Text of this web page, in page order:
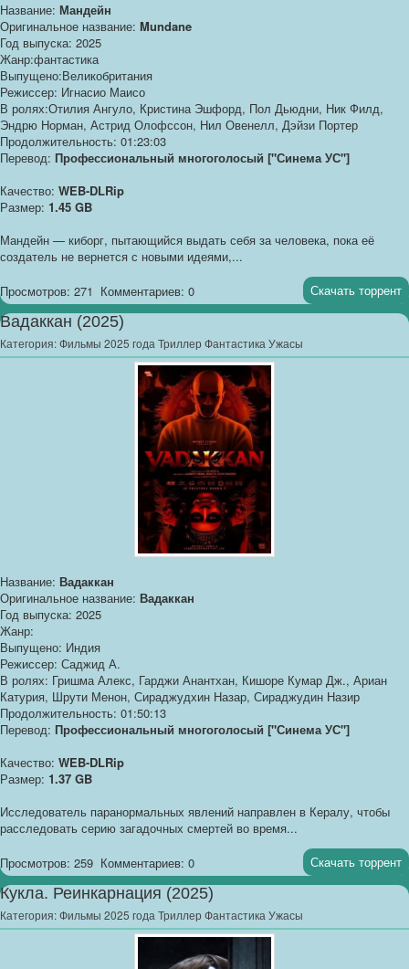
Название: Мандейн
Оригинальное название: Mundane
Год выпуска: 2025
Жанр:фантастика
Выпущено:Великобритания
Режиссер: Игнасио Маисо
В ролях:Отилия Ангуло, Кристина Эшфорд, Пол Дьюдни, Ник Филд,
Эндрю Норман, Астрид Олофссон, Нил Овенелл, Дэйзи Портер
Продолжительность: 01:23:03
Перевод: Профессиональный многоголосый ["Синема УС"]
Качество: WEB-DLRip
Размер: 1.45 GB
Мандейн — киборг, пытающийся выдать себя за человека, пока её
создатель не вернется с новыми идеями,...
Просмотров: 271 Комментариев: 0 Скачать торрент
Вадаккан (2025)
Категория:Фильмы 2025 года Триллер Фантастика Ужасы
Название: Вадаккан
Оригинальное название: Вадаккан
Год выпуска: 2025
Жанр:
Выпущено: Индия
Режиссер: Саджид А.
В ролях: Гришма Алекс, Гарджи Анантхан, Кишоре Кумар Дж., Ариан
Катурия, Шрути Менон, Сираджудхин Назар, Сираджудин Назир
Продолжительность: 01:50:13
Перевод: Профессиональный многоголосый ["Синема УС"]
Качество: WEB-DLRip
Размер: 1.37 GB
Исследователь паранормальных явлений направлен в Кералу, чтобы
расследовать серию загадочных смертей во время...
Просмотров: 259 Комментариев: 0 Скачать торрент
Кукла. Реинкарнация (2025)
Категория:Фильмы 2025 года Триллер Фантастика Ужасы